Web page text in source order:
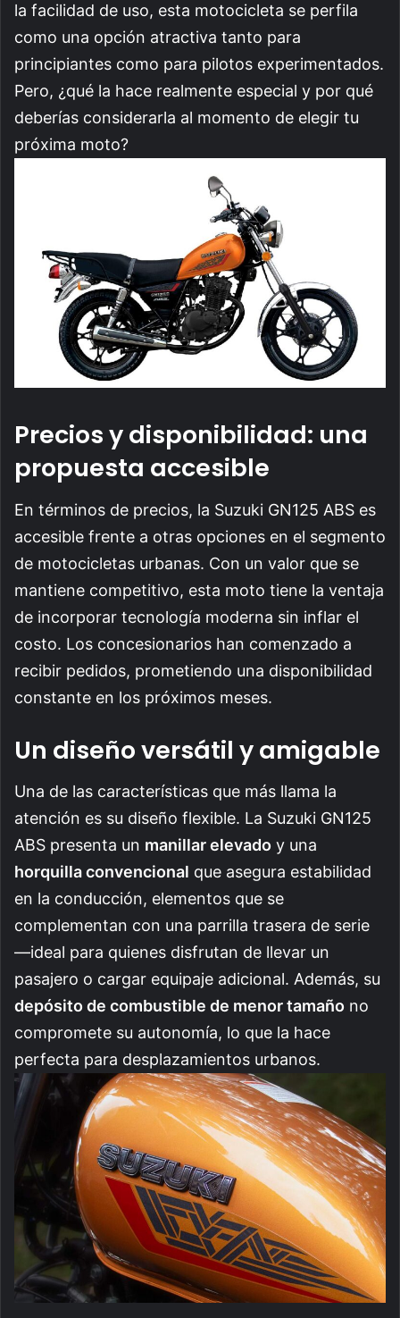
la facilidad de uso, esta motocicleta se perfila
como una opción atractiva tanto para
principiantes como para pilotos experimentados.
Pero, ¿qué la hace realmente especial y por qué
deberías considerarla al momento de elegir tu
próxima moto?
Precios y disponibilidad: una
propuesta accesible
En términos de precios, la Suzuki GN125 ABS es
accesible frente a otras opciones en el segmento
de motocicletas urbanas. Con un valor que se
mantiene competitivo, esta moto tiene la ventaja
de incorporar tecnología moderna sin inflar el
costo. Los concesionarios han comenzado a
recibir pedidos, prometiendo una disponibilidad
constante en los próximos meses.
Un diseño versátil y amigable
Una de las características que más llama la
atención es su diseño flexible. La Suzuki GN125
ABS presenta un manillar elevado y una
horquilla convencional que asegura estabilidad
en la conducción, elementos que se
complementan con una parrilla trasera de serie
—ideal para quienes disfrutan de llevar un
pasajero o cargar equipaje adicional. Además, su
depósito de combustible de menor tamaño no
compromete su autonomía, lo que la hace
perfecta para desplazamientos urbanos.